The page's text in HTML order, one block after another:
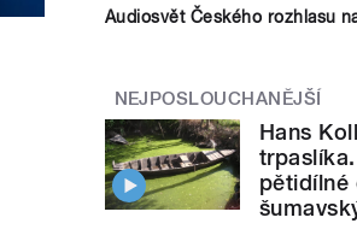
Audiosvět Českého rozhlasu
NEJPOSLOUCHANĚJŠÍ
Hans
pětidílné